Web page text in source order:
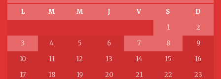
L M M J V S
D
1
2
3
4 5 6 7 8
9
10
11 12 13 14 15
16
17
18 19 20 21 22 23